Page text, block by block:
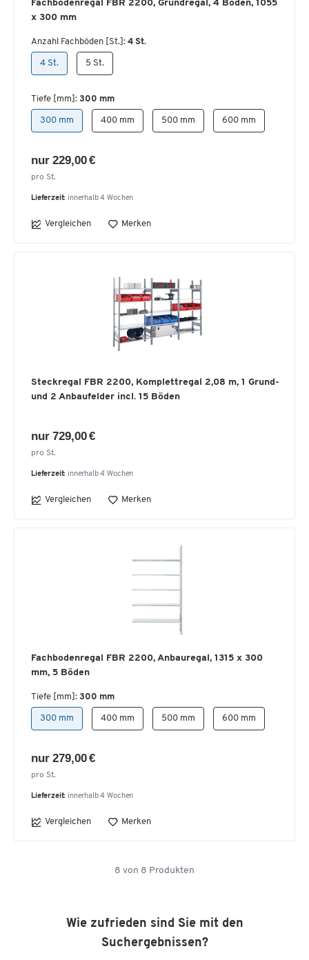
Fachbodenregal FBR 2200, Grundregal, 4 Böden, 1055
x 300 mm
Anzahl Fachböden [St.]: 4 St.
4 St. 5 St.
Tiefe [mm]: 300 mm
300 mm 400 mm 500 mm 600 mm
nur 229,00 €
pro St.
Lieferzeit: innerhalb 4 Wochen
Vergleichen Merken
Steckregal FBR 2200, Komplettregal 2,08 m, 1 Grund-
und 2 Anbaufelder incl. 15 Böden
nur 729,00 €
pro St.
Lieferzeit: innerhalb 4 Wochen
Vergleichen Merken
Fachbodenregal FBR 2200, Anbauregal, 1315 x 300
mm, 5 Böden
Tiefe [mm]: 300 mm
300 mm 400 mm 500 mm 600 mm
nur 279,00 €
pro St.
Lieferzeit: innerhalb 4 Wochen
Vergleichen Merken
8 von 8 Produkten
Wie zufrieden sind Sie mit den
Suchergebnissen?